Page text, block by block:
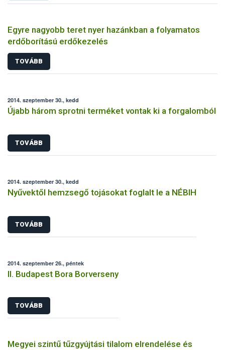
Egyre nagyobb teret nyer hazánkban a folyamatos
erdőborítású erdőkezelés
TOVÁBB
2014. szeptember 30., kedd
Újabb három sprotni terméket vontak ki a forgalomból
TOVÁBB
2014. szeptember 30., kedd
Nyűvektől hemzsegő tojásokat foglalt le a NÉBIH
TOVÁBB
2014. szeptember 26., péntek
II. Budapest Bora Borverseny
TOVÁBB
Megyei szintű tűzgyújtási tilalom elrendelése és